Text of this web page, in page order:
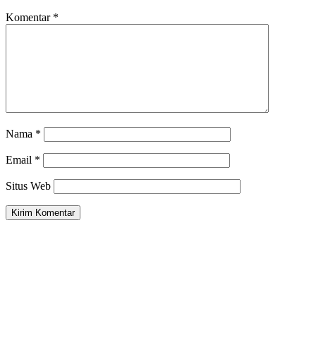
Komentar *
Nama *
Email *
Situs Web